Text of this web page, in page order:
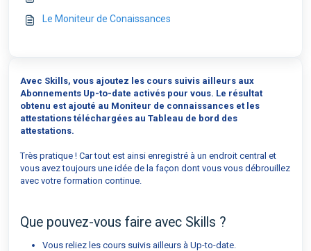
Le Moniteur de Conaissances
Avec Skills, vous ajoutez les cours suivis ailleurs aux
Abonnements Up-to-date activés pour vous. Le résultat
obtenu est ajouté au Moniteur de connaissances et les
attestations téléchargées au Tableau de bord des
attestations.
Très pratique ! Car tout est ainsi enregistré à un endroit central et
vous avez toujours une idée de la façon dont vous vous débrouillez
avec votre formation continue.
Que pouvez-vous faire avec Skills ?
Vous reliez les cours suivis ailleurs à Up-to-date.